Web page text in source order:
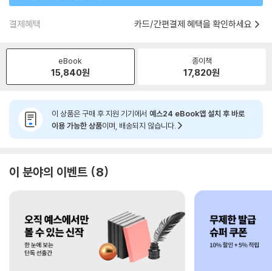
결제혜택 카드/간편결제 혜택을 확인하세요
eBook
15,840원
종이책
17,820원
이 상품은 구매 후 지원 기기에서 예스24 eBook앱 설치 후 바로
이용 가능한 상품이며, 배송되지 않습니다.
이 분야의 이벤트 8